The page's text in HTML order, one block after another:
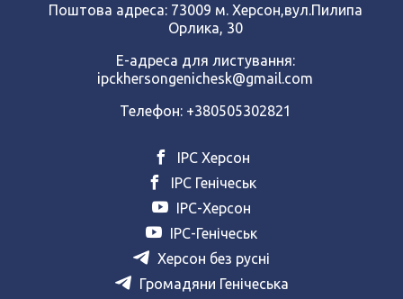
Поштова адреса: 73009 м. Херсон,вул.Пилипа
Орлика, 30
Е-адреса для листування:
ipckhersongenichesk@gmail.com
Телефон: +380505302821
ІРС Херсон
ІРС Генічеськ
ІРС-Херсон
ІРС-Генічеськ
Херсон без русні
Громадяни Генічеська